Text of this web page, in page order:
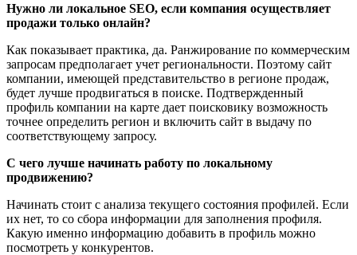
Нужно ли локальное SEO, если компания осуществляет
продажи только онлайн?
Как показывает практика, да. Ранжирование по коммерческим
запросам предполагает учет региональности. Поэтому сайт
компании, имеющей представительство в регионе продаж,
будет лучше продвигаться в поиске. Подтвержденный
профиль компании на карте дает поисковику возможность
точнее определить регион и включить сайт в выдачу по
соответствующему запросу.
С чего лучше начинать работу по локальному
продвижению?
Начинать стоит с анализа текущего состояния профилей. Если
их нет, то со сбора информации для заполнения профиля.
Какую именно информацию добавить в профиль можно
посмотреть у конкурентов.